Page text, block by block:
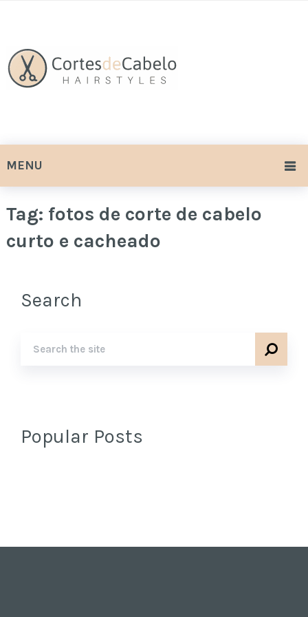
MENU
Tag: fotos de corte de cabelo
curto e cacheado
Search
Popular Posts